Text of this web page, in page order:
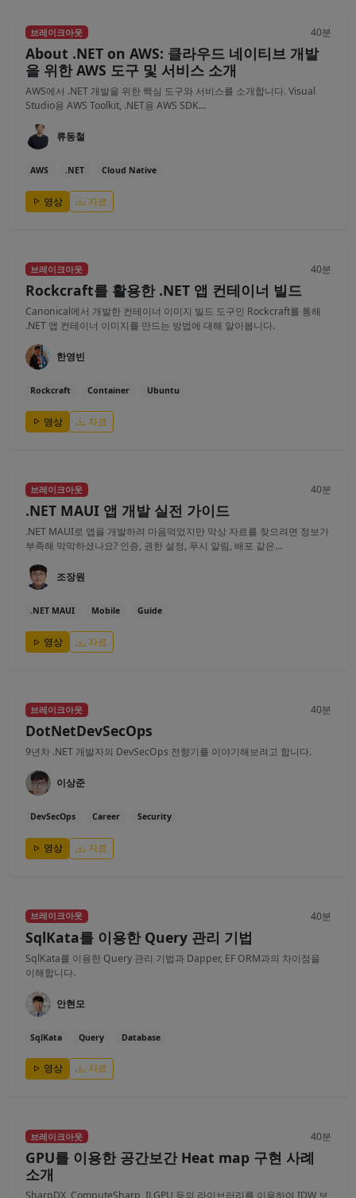
브레이크아웃 40분
About .NET on AWS: 클라우드 네이티브 개발
을 위한 AWS 도구 및 서비스 소개
AWS에서 .NET 개발을 위한 핵심 도구와 서비스를 소개합니다. Visual
Studio용 AWS Toolkit, .NET용 AWS SDK...
류동철
AWS .NET Cloud Native
영상 자료
브레이크아웃 40분
Rockcraft를 활용한 .NET 앱 컨테이너 빌드
Canonical에서 개발한 컨테이너 이미지 빌드 도구인 Rockcraft를 통해
.NET 앱 컨테이너 이미지를 만드는 방법에 대해 알아봅니다.
한영빈
Rockcraft Container Ubuntu
영상 자료
브레이크아웃 40분
.NET MAUI 앱 개발 실전 가이드
.NET MAUI로 앱을 개발하려 마음먹었지만 막상 자료를 찾으려면 정보가
부족해 막막하셨나요? 인증, 권한 설정, 푸시 알림, 배포 같은...
조장원
.NET MAUI Mobile Guide
영상 자료
브레이크아웃 40분
DotNetDevSecOps
9년차 .NET 개발자의 DevSecOps 전향기를 이야기해보려고 합니다.
이상준
DevSecOps Career Security
영상 자료
브레이크아웃 40분
SqlKata를 이용한 Query 관리 기법
SqlKata를 이용한 Query 관리 기법과 Dapper, EF ORM과의 차이점을
이해합니다.
안현모
SqlKata Query Database
영상 자료
브레이크아웃 40분
GPU를 이용한 공간보간 Heat map 구현 사례
소개
SharpDX, ComputeSharp, ILGPU 등의 라이브러리를 이용하여 IDW 보